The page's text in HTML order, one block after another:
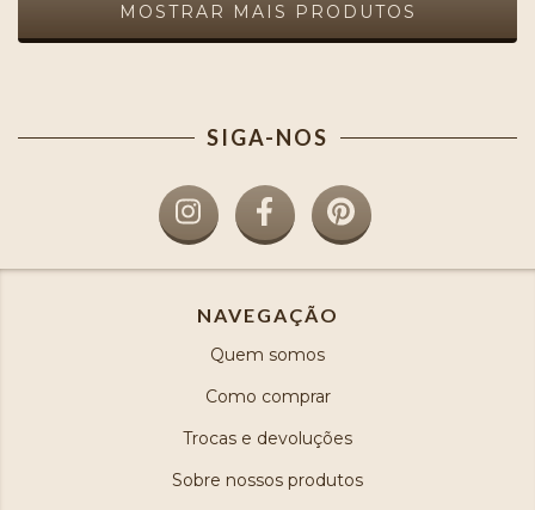
MOSTRAR MAIS PRODUTOS
SIGA-NOS
NAVEGAÇÃO
Quem somos
Como comprar
Trocas e devoluções
Sobre nossos produtos